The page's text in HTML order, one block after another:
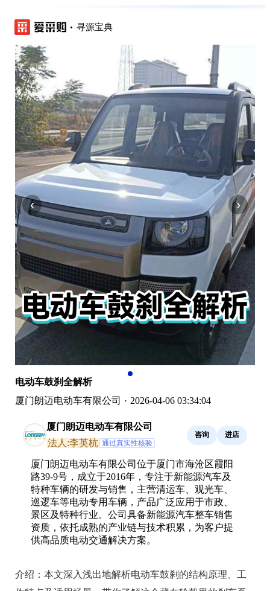
寻源宝典
‹ ›
电动车鼓刹全解析
厦门朗迈电动车有限公司 · 2026-04-06 03:34:04
厦门朗迈电动车有限公司
法人:李英杭 通过真实性核验
咨询 进店
厦门朗迈电动车有限公司位于厦门市海沧区霞阳
路39-9号，成立于2016年，专注于新能源汽车及
特种车辆的研发与销售，主营清运车、观光车、
巡逻车等电动专用车辆，产品广泛应用于市政、
景区及特种行业。公司具备新能源汽车整车销售
资质，依托成熟的产业链与技术积累，为客户提
供高品质电动交通解决方案。
介绍： 本文深入浅出地解析电动车鼓刹的结构原理、工